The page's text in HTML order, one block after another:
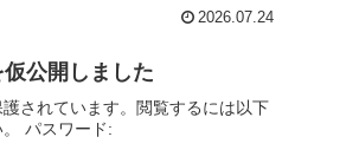
2026.07.24
公開しました
されています。閲覧するには以下
パスワード: